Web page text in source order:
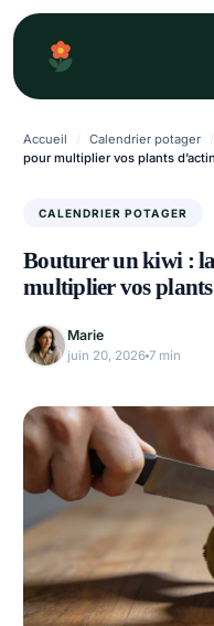
Aller
contenu
Accueil / Calendrier potager /
pour multiplier vos plants
CALENDRIER POTAGER
Bouturer un kiwi :
multiplier vos
Marie
juin 20, 2026 7 min